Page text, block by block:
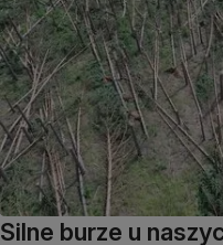
Silne burze u